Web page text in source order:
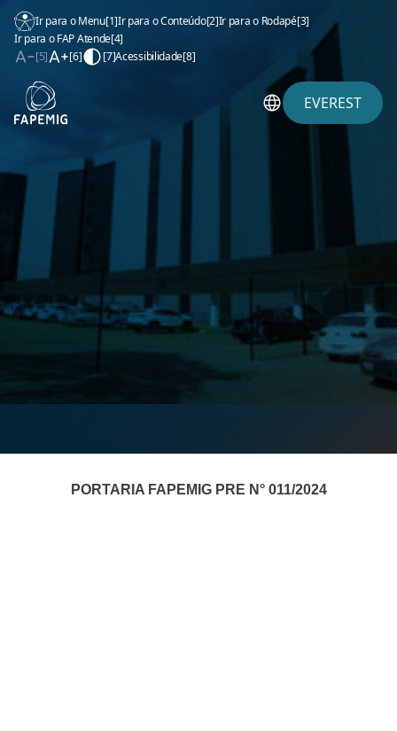
Ir para o Menu[1]Ir para o Conteúdo[2]Ir para o Rodapé[3]
Ir para o FAP Atende[4]
[5]
[6] [7]Acessibilidade[8]
EVEREST
PORTARIA FAPEMIG PRE N° 011/2024